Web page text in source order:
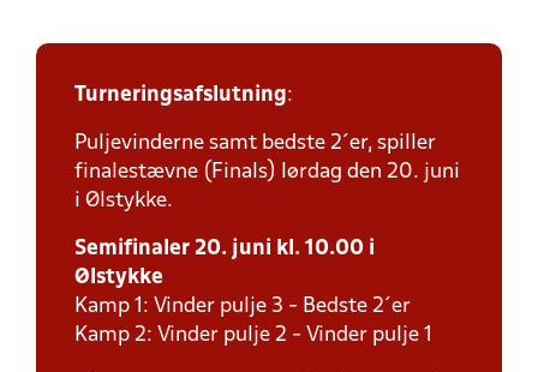
Turneringsafslutning:
Puljevinderne samt bedste 2´er, spiller
finalestævne (Finals) lørdag den 20. juni
i Ølstykke.
Semifinaler 20. juni kl. 10.00 i
Ølstykke
Kamp 1: Vinder pulje 3 - Bedste 2´er
Kamp 2: Vinder pulje 2 - Vinder pulje 1